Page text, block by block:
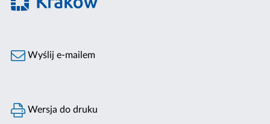
Wyślij e-mailem
Wersja do druku